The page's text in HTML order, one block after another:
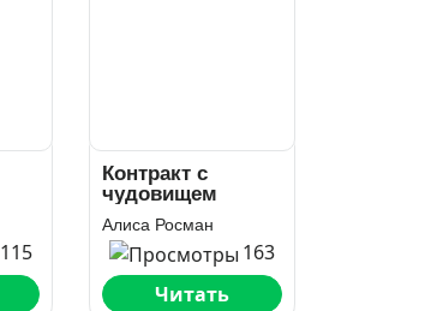
115
Контракт с
чудовищем
Алиса Росман
163
Читать